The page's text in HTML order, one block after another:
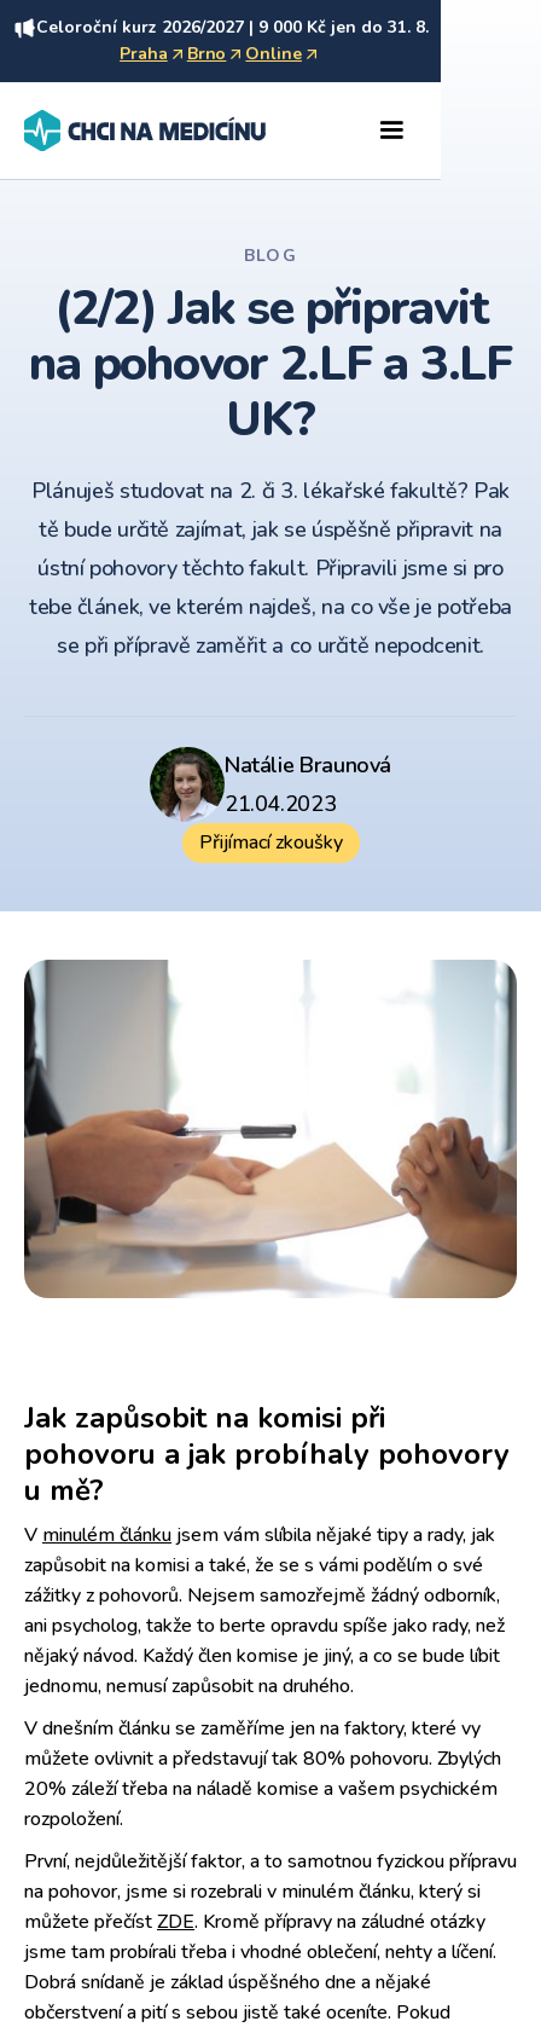
Celoroční kurz 2026/2027 | 9 000 Kč jen do 31. 8.
Praha
Brno Online
BLOG
(2/2) Jak se připravit
na pohovor 2.LF a 3.LF
UK?
Plánuješ studovat na 2. či 3. lékařské fakultě? Pak
tě bude určitě zajímat, jak se úspěšně připravit na
ústní pohovory těchto fakult. Připravili jsme si pro
tebe článek, ve kterém najdeš, na co vše je potřeba
se při přípravě zaměřit a co určitě nepodcenit.
Natálie Braunová
21.04.2023
Přijímací zkoušky
Jak zapůsobit na komisi při
pohovoru a jak probíhaly pohovory
u mě?
V minulém článku jsem vám slíbila nějaké tipy a rady, jak
zapůsobit na komisi a také, že se s vámi podělím o své
zážitky z pohovorů. Nejsem samozřejmě žádný odborník,
ani psycholog, takže to berte opravdu spíše jako rady, než
nějaký návod. Každý člen komise je jiný, a co se bude líbit
jednomu, nemusí zapůsobit na druhého.
V dnešním článku se zaměříme jen na faktory, které vy
můžete ovlivnit a představují tak 80% pohovoru. Zbylých
20% záleží třeba na náladě komise a vašem psychickém
rozpoložení.
První, nejdůležitější faktor, a to samotnou fyzickou přípravu
na pohovor, jsme si rozebrali v minulém článku, který si
můžete přečístZDE. Kromě přípravy na záludné otázky
jsme tam probírali třeba i vhodné oblečení, nehty a líčení.
Dobrá snídaně je základ úspěšného dne a nějaké
občerstvení a pití s sebou jistě také oceníte. Pokud